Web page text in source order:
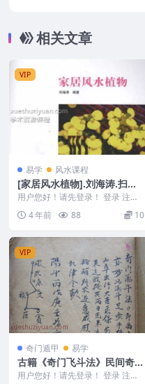
相关文章
VIP
易学 风水课程
[家居风水植物].刘海涛.扫描
版(1) .pdf
用户您好！请先登录！ 登录 注册
编号：MY2212-200-29 [家居风水
植...4 年前 88 10
VIP
奇门遁甲 易学
古籍《奇门飞斗法》民间奇门
法术秘传，PDF文档，22个
用户您好！请先登录！ 登录 注册